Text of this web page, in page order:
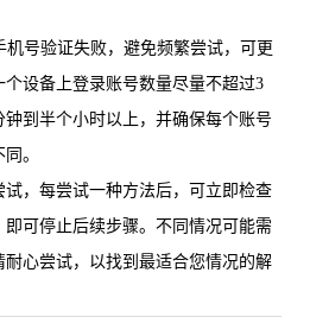
号验证失败，避免频繁尝试，可更
设备上登录账号数量尽量不超过3
到半个小时以上，并确保每个账号
。
，每尝试一种方法后，可立即检查
可停止后续步骤。不同情况可能需
心尝试，以找到最适合您情况的解